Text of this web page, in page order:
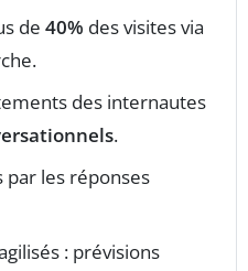
de 40% des visites via
des internautes
.
par les réponses
: prévisions